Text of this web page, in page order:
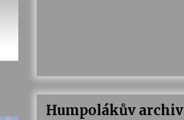
Humpolákův archiv